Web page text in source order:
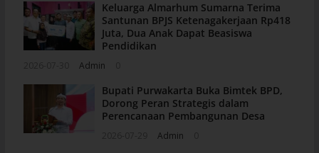
Keluarga Almarhum Sumarna Terima
Santunan BPJS Ketenagakerjaan Rp418
Juta, Dua Anak Dapat Beasiswa
Pendidikan
Admin
Bupati Purwakarta Buka Bimtek BPD,
Dorong Peran Strategis dalam
Perencanaan Pembangunan Desa
Admin